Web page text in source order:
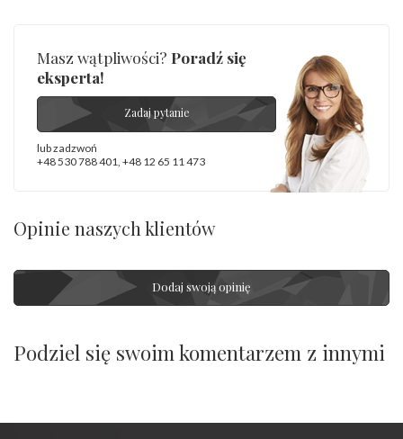
Masz wątpliwości? Poradź się
eksperta!
Zadaj pytanie
lub zadzwoń
+48 530 788 401 +48 12 65 11 473
Opinie naszych klientów
Dodaj swoją opinię
Podziel się swoim komentarzem z innymi